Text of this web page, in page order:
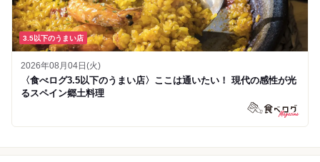
3.5以下のうまい店
2026年08月04日(火)
〈食べログ3.5以下のうまい店〉ここは通いたい！ 現代の感性が光
るスペイン郷土料理